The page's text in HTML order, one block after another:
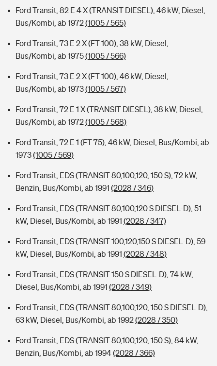
Ford Transit, 82 E 4 X (TRANSIT DIESEL), 46 kW, Diesel,
Bus/Kombi, ab 1972(1005 / 565)
Ford Transit, 73 E 2 X (FT 100), 38 kW, Diesel,
Bus/Kombi, ab 1975(1005 / 566)
Ford Transit, 73 E 2 X (FT 100), 46 kW, Diesel,
Bus/Kombi, ab 1973(1005 / 567)
Ford Transit, 72 E 1 X (TRANSIT DIESEL), 38 kW, Diesel,
Bus/Kombi, ab 1972(1005 / 568)
Ford Transit, 72 E 1 (FT 75), 46 kW, Diesel, Bus/Kombi, ab
1973(1005 / 569)
Ford Transit, EDS (TRANSIT 80,100,120, 150 S), 72 kW,
Benzin, Bus/Kombi, ab 1991 (2028 / 346)
Ford Transit, EDS (TRANSIT 80,100,120 S DIESEL-D), 51
kW, Diesel, Bus/Kombi, ab 1991 (2028 / 347)
Ford Transit, EDS (TRANSIT 100,120,150 S DIESEL-D), 59
kW, Diesel, Bus/Kombi, ab 1991 (2028 / 348)
Ford Transit, EDS (TRANSIT 150 S DIESEL-D), 74 kW,
Diesel, Bus/Kombi, ab 1991 (2028 / 349)
Ford Transit, EDS (TRANSIT 80,100,120, 150 S DIESEL-D),
63 kW, Diesel, Bus/Kombi, ab 1992(2028 / 350)
Ford Transit, EDS (TRANSIT 80,100,120, 150 S), 84 kW,
Benzin, Bus/Kombi, ab 1994(2028 / 366)